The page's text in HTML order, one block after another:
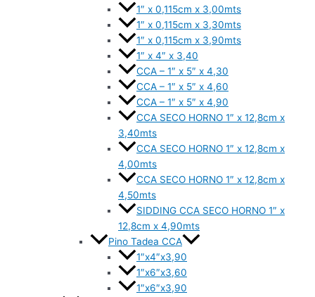
1″ x 0,115cm x 3,00mts
1″ x 0,115cm x 3,30mts
1″ x 0,115cm x 3,90mts
1″ x 4″ x 3,40
CCA – 1″ x 5″ x 4,30
CCA – 1″ x 5″ x 4,60
CCA – 1″ x 5″ x 4,90
CCA SECO HORNO 1″ x 12,8cm x
3,40mts
CCA SECO HORNO 1″ x 12,8cm x
4,00mts
CCA SECO HORNO 1″ x 12,8cm x
4,50mts
SIDDING CCA SECO HORNO 1″ x
12,8cm x 4,90mts
Pino Tadea CCA
1″x4″x3,90
1″x6″x3,60
1″x6″x3,90